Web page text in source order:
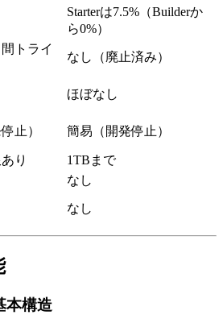
Starterは7.5%（Builderか
ら0%）
トライ
なし（廃止済み）
ほぼなし
止） 簡易（開発停止）
り
1TBまで
なし
なし
本構造